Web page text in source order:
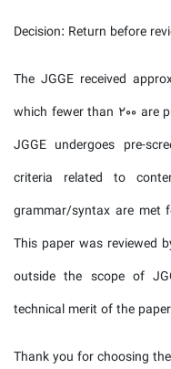
Decision: Return before
The JGGE received
which fewer than 200 are
JGGE undergoes pre-
criteria related to
grammar/syntax are met
This paper was reviewed
outside the scope of
technical merit of the
Thank you for choosing